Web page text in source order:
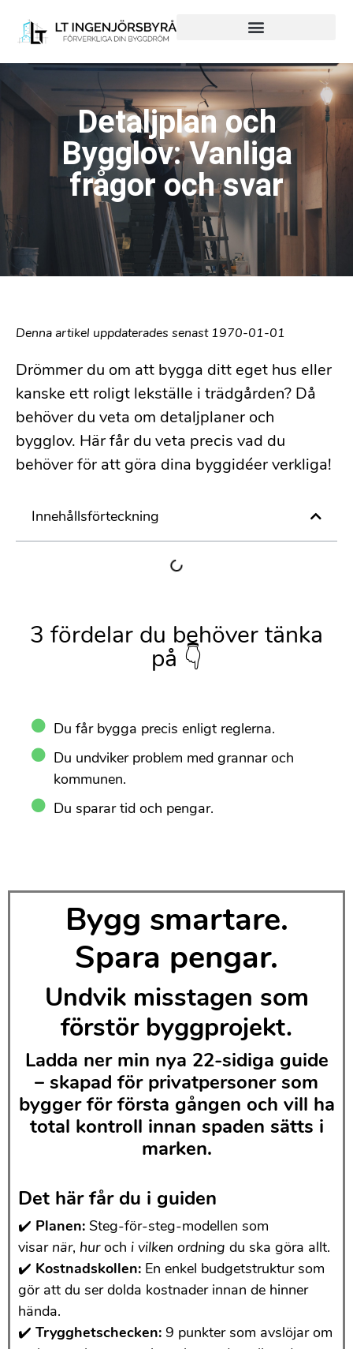
Detaljplan och
Bygglov: Vanliga
frågor och svar
Denna artikel uppdaterades senast 1970-01-01
Drömmer du om att bygga ditt eget hus eller
kanske ett roligt lekställe i trädgården? Då
behöver du veta om detaljplaner och
bygglov. Här får du veta precis vad du
behöver för att göra dina byggidéer verkliga!
Innehållsförteckning
3 fördelar du behöver tänka
på 👇
Du får bygga precis enligt reglerna.
Du undviker problem med grannar och
kommunen.
Du sparar tid och pengar.
Bygg smartare.
Spara pengar.
Undvik misstagen som
förstör byggprojekt.
Ladda ner min nya 22-sidiga guide
– skapad för privatpersoner som
bygger för första gången och vill ha
total kontroll innan spaden sätts i
marken.
Det här får du i guiden
✔️ Planen: Steg-för-steg-modellen som
visar när, huroch i vilken ordning du ska göra allt.
✔️ Kostnadskollen: En enkel budgetstruktur som
gör att du ser dolda kostnader innan de hinner
hända.
✔️ Trygghetschecken: 9 punkter som avslöjar om